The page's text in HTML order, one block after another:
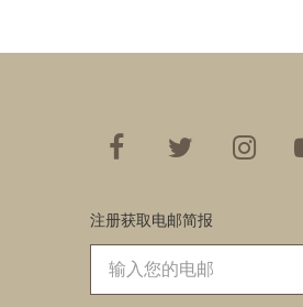
注册获取电邮简报